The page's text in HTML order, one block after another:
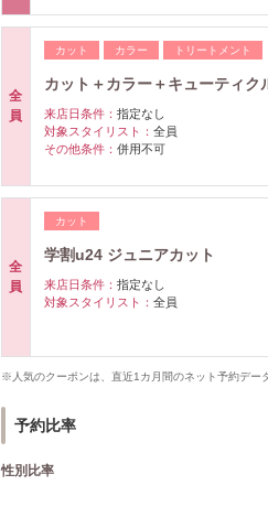
全
員
カット カラー トリートメント
カット＋カラー＋キューティク
来店日条件： 指定なし
対象スタイリスト： 全員
その他条件： 併用不可
全
員
カット
学割u24 ジュニアカット
来店日条件： 指定なし
対象スタイリスト： 全員
※人気のクーポンは、直近1カ月間のネット予約デー
予約比率
性別比率